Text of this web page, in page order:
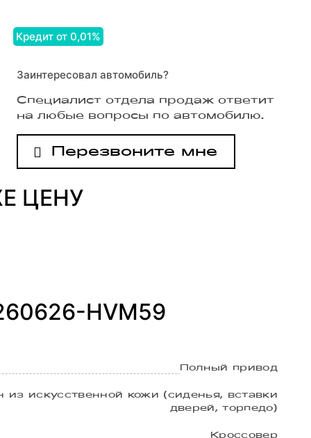
Кредит от 0,01%
Заинтересовал автомобиль?
Специалист отдела продаж ответит
на любые вопросы по автомобилю.
Перезвоните мне
ЦЕНУ
HVM59
Полный привод
из искусственной кожи (сиденья, вставки
дверей, торпедо)
Кроссовер